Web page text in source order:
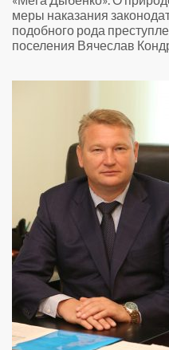
меры наказания
подобного рода
поселения Вячеслав